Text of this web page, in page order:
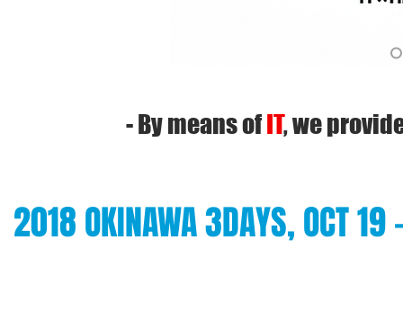
2018 OKINAWA 3DAYS, OCT 19
- Bymeans ofIT, we